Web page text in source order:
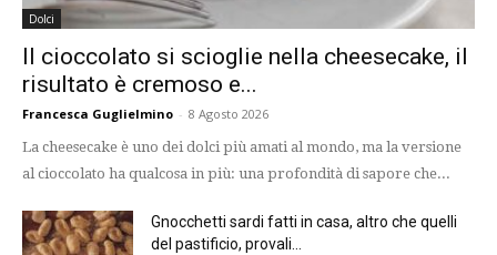
Dolci
Il cioccolato si scioglie nella cheesecake, il
risultato è cremoso e...
Francesca Guglielmino - 8 Agosto 2026
La cheesecake è uno dei dolci più amati al mondo, ma la versione
al cioccolato ha qualcosa in più: una profondità di sapore che...
Gnocchetti sardi fatti in casa, altro che quelli
del pastificio, provali...